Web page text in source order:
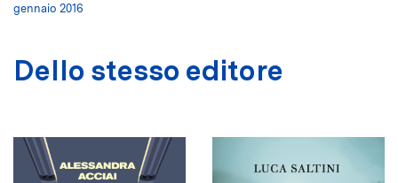
gennaio 2016
Dello stesso editore